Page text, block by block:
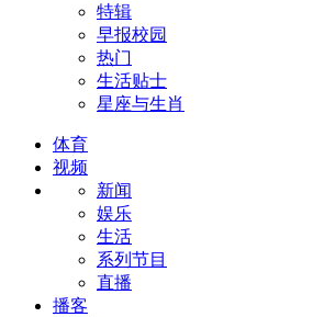
特辑
早报校园
热门
生活贴士
星座与生肖
体育
视频
新闻
娱乐
生活
系列节目
直播
播客